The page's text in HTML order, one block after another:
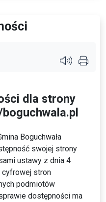
Przycisk
dla strony
Boguchwała
swojej strony
ustawy z dnia 4
cyfrowej stron
podmiotów
dostępności ma